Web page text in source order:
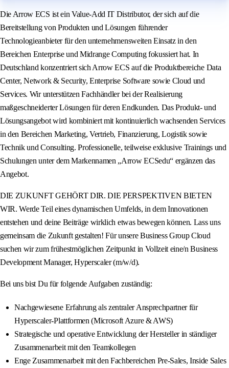
Die Arrow ECS ist ein Value-Add IT Distributor, der sich auf die
Bereitstellung von Produkten und Lösungen führender
Technologieanbieter für den unternehmensweiten Einsatz in den
Bereichen Enterprise und Midrange Computing fokussiert hat. In
Deutschland konzentriert sich Arrow ECS auf die Produktbereiche Data
Center, Network & Security, Enterprise Software sowie Cloud und
Services. Wir unterstützen Fachhändler bei der Realisierung
maßgeschneiderter Lösungen für deren Endkunden. Das Produkt- und
Lösungsangebot wird kombiniert mit kontinuierlich wachsenden Services
in den Bereichen Marketing, Vertrieb, Finanzierung, Logistik sowie
Technik und Consulting. Professionelle, teilweise exklusive Trainings und
Schulungen unter dem Markennamen „Arrow ECSedu“ ergänzen das
Angebot.
DIE ZUKUNFT GEHÖRT DIR. DIE PERSPEKTIVEN BIETEN
WIR. Werde Teil eines dynamischen Umfelds, in dem Innovationen
entstehen und deine Beiträge wirklich etwas bewegen können. Lass uns
gemeinsam die Zukunft gestalten! Für unsere Business Group Cloud
suchen wir zum frühestmöglichen Zeitpunkt in Vollzeit eine/n Business
Development Manager, Hyperscaler (m/w/d).
Bei uns bist Du für folgende Aufgaben zuständig:
Nachgewiesene Erfahrung als zentraler Ansprechpartner für
Hyperscaler-Plattformen (Microsoft Azure & AWS)
Strategische und operative Entwicklung der Hersteller in ständiger
Zusammenarbeit mit den Teamkollegen
Enge Zusammenarbeit mit den Fachbereichen Pre-Sales, Inside Sales